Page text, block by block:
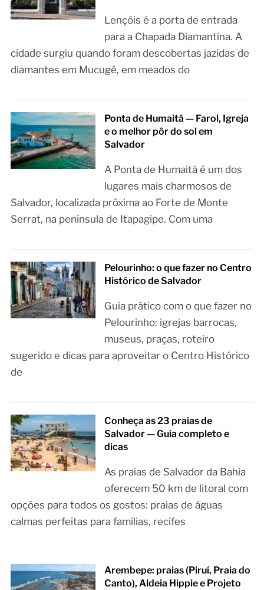
Lençóis é a porta de entrada
para a Chapada Diamantina. A
cidade surgiu quando foram descobertas jazidas de
diamantes em Mucugê, em meados do
Ponta de Humaitá — Farol, Igreja
e o melhor pôr do sol em
Salvador
A Ponta de Humaitá é um dos
lugares mais charmosos de
Salvador, localizada próxima ao Forte de Monte
Serrat, na península de Itapagipe. Com uma
Pelourinho: o que fazer no Centro
Histórico de Salvador
Guia prático com o que fazer no
Pelourinho: igrejas barrocas,
museus, praças, roteiro
sugerido e dicas para aproveitar o Centro Histórico
de
Conheça as 23 praias de
Salvador — Guia completo e
dicas
As praias de Salvador da Bahia
oferecem 50 km de litoral com
opções para todos os gostos: praias de águas
calmas perfeitas para famílias, recifes
Arembepe: praias (Piruí, Praia do
Canto), Aldeia Hippie e Projeto